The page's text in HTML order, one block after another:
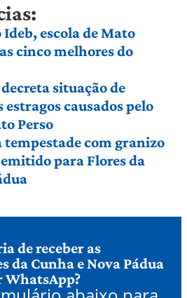
escola de Mato
cinco melhores do
situação de
causados pelo
Perso
com granizo
para Flores da
de receber as
da Cunha e Nova Pádua
WhatsApp?